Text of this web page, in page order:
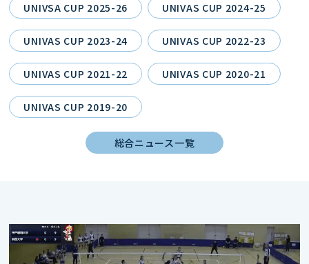
UNIVSA CUP 2025-26 UNIVAS CUP 2024-25
UNIVAS CUP 2023-24 UNIVAS CUP 2022-23
UNIVAS CUP 2021-22 UNIVAS CUP 2020-21
UNIVAS CUP 2019-20
総合ニュース一覧